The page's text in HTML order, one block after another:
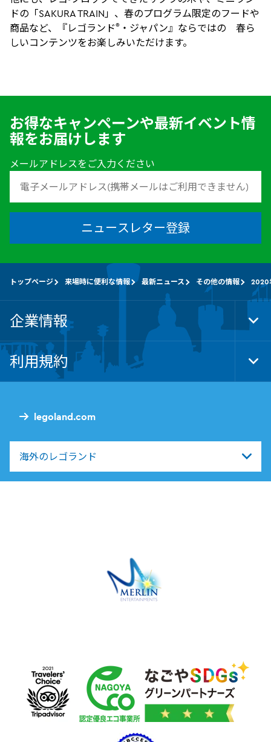
ドの「SAKURA TRAIN」、春のプログラム限定のフードや
商品など、『レゴランド® ・ジャパン』ならではの 春ら
しいコンテンツをお楽しみいただけます。
お得なキャンペーンや最新イベント情
報をお届けします
メールアドレスをご入力ください
ニュースレター登録
legoland.com
海外のレゴランド
トップページ 来場時に便利な情報 最新ニュース その他の情報 2020
企業情報
利用規約